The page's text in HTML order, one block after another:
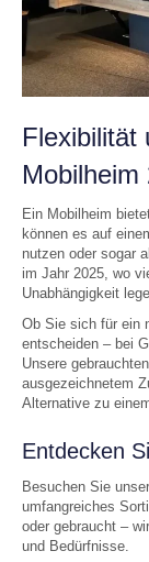
Flexibilität
Mobilheim
Ein Mobilheim
können es auf
nutzen oder sogar
im Jahr 2025, wo
Unabhängigkeit
Ob Sie sich für ein
entscheiden – bei
Unsere
ausgezeichnetem
Alternative zu
Entdecken
Besuchen Sie
umfangreiches
oder gebraucht –
und Bedürfnisse.